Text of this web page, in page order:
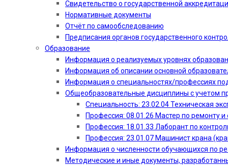
Свидетельство о государственной
Нормативные документы
Отчёт по самообследованию
Предписания органов государственного
Образование
Информация о реализуемых уровнях
Информация об описании основной
Информация о специальностях/профессиях
Общеобразовательные дисциплины с учетом
Специальность: 23.02.04 Техническая
Профессия: 08.01.26 Мастер по ремонту
Профессия: 18.01.33 Лаборант по
Профессия: 23.01.07 Машинист крана
Информация о численности обучающихся по
Методические и иные документы,